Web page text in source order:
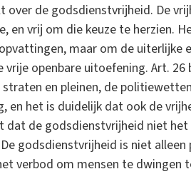
over de godsdienstvrijheid. De
en vrij om die keuze te herzien.
maar om de uiterlijke
openbare uitoefening. Art.
en pleinen, de
en het is duidelijk dat ook de
dat de godsdienstvrijheid niet
godsdienstvrijheid is niet
verbod om mensen te